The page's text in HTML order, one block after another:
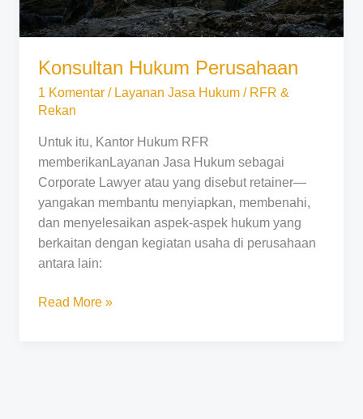
Konsultan Hukum Perusahaan
1 Komentar / Layanan Jasa Hukum / RFR &
Rekan
Untuk itu, Kantor Hukum RFR
memberikanLayanan Jasa Hukum sebagai
Corporate Lawyer atau yang disebut retainer—
yangakan membantu menyiapkan, membenahi,
dan menyelesaikan aspek-aspek hukum yang
berkaitan dengan kegiatan usaha di perusahaan
antara lain:
Read More »